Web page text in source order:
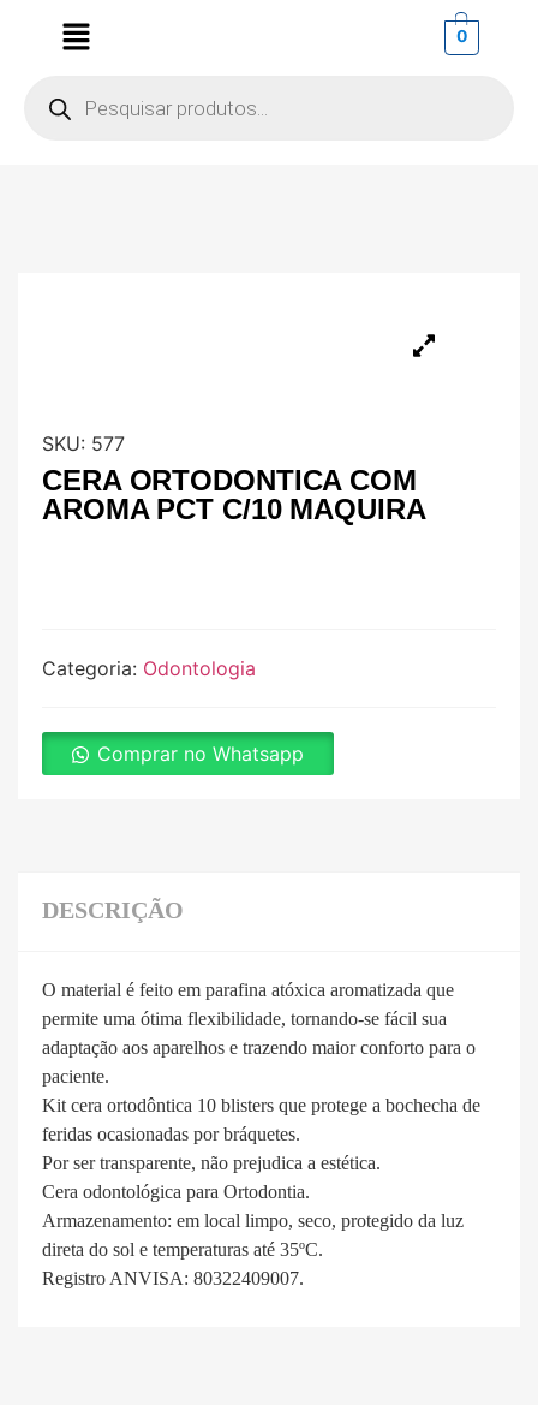
0
SKU: 577
CERA ORTODONTICA COM
AROMA PCT C/10 MAQUIRA
Categoria: Odontologia
Comprar no Whatsapp
DESCRIÇÃO
O material é feito em parafina atóxica aromatizada que
permite uma ótima flexibilidade, tornando-se fácil sua
adaptação aos aparelhos e trazendo maior conforto para o
paciente.
Kit cera ortodôntica 10 blisters que protege a bochecha de
feridas ocasionadas por bráquetes.
Por ser transparente, não prejudica a estética.
Cera odontológica para Ortodontia.
Armazenamento: em local limpo, seco, protegido da luz
direta do sol e temperaturas até 35ºC.
Registro ANVISA: 80322409007.